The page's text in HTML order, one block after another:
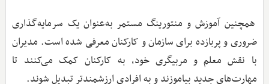
همچنین آموزش و منتورینگ مستمر به‌عنوان یک سرمایه‌گذاری
ضروری و پربازده برای سازمان و کارکنان معرفی شده است. مدیران
با نقش معلم و مربیگری خود، به کارکنان کمک می‌کنند تا
مهارت‌های جدید بیاموزند و به افرادی ارزشمندتر تبدیل شوند.